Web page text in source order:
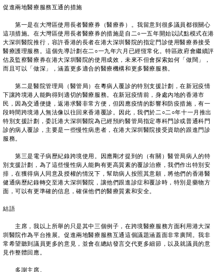
促進兩地醫療服務互通的措施
第一是在大灣區使用長者醫療券（醫療券）。我留意到很多議員都很關心
這項措施。在大灣區使用長者醫療券的措施是自二○一五年開始以試點模式在港
大深圳醫院推行，容許香港的長者在港大深圳醫院的指定門診使用醫療券接受
醫療護理服務。這個先導計劃在二○一九年六月已經恆常化。特區政府會繼續評
估及監察醫療券在港大深圳醫院的使用成效，未來不但會探索如何「做闊」，
而且可以「做深」，涵蓋更多適合的醫療機構和更多醫療服務。
第二是醫院管理局（醫管局）在粵病人覆診的特別支援計劃，在新冠疫情
下讓跨境港人能夠得到適切的醫療服務。在新冠疫情前，身處內地的香港市
民，因為交通便捷，返港求醫非常方便，但因應疫情的影響和防疫措施，有一
段時間跨境港人無法像以往回來香港覆診。因此，我們於二○二○年十一月推出
特別支援計劃，委託港大深圳醫院為已經預約醫管局指定專科門診或普通科門
診的病人覆診，主要是一些慢性病患者，在港大深圳醫院接受資助的跟進門診
服務。
第三是電子病歷紀錄跨境使用。因應剛才提到的（有關）醫管局病人的特
別支援計劃，為了這些慢性病人能夠有更高質素的覆診治療，我們作出特別安
排，在獲得病人同意及授權的情況下，幫助病人按照其意願，將他們的香港醫
健通病歷紀錄轉交至港大深圳醫院，讓他們跟進診症和覆診時，特別是藥物方
面，可以有更準確的信息，確保他們的醫療質素和安全。
結語
主席，我以上所舉的只是其中三個例子，在跨境醫療服務方面利用港大深
圳醫院作為平台推展。促進兩地醫療服務互通這個議題涵蓋面非常廣闊。我非
常希望聽到議員更多的意見，並會在總結發言交代更多細節，以及就議員的意
見作整體回應。
多謝主席。